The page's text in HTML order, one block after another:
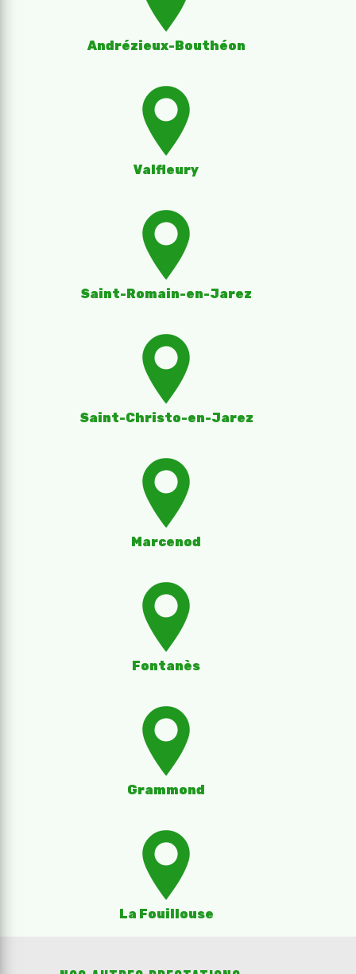
Andrézieux-Bouthéon
Valfleury
Saint-Romain-en-Jarez
Saint-Christo-en-Jarez
Marcenod
Fontanès
Grammond
La Fouillouse